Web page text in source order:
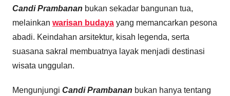
Candi Prambanan bukan sekadar bangunan tua,
melainkan warisan budaya yang memancarkan pesona
abadi. Keindahan arsitektur, kisah legenda, serta
suasana sakral membuatnya layak menjadi destinasi
wisata unggulan.
Mengunjungi Candi Prambanan bukan hanya tentang